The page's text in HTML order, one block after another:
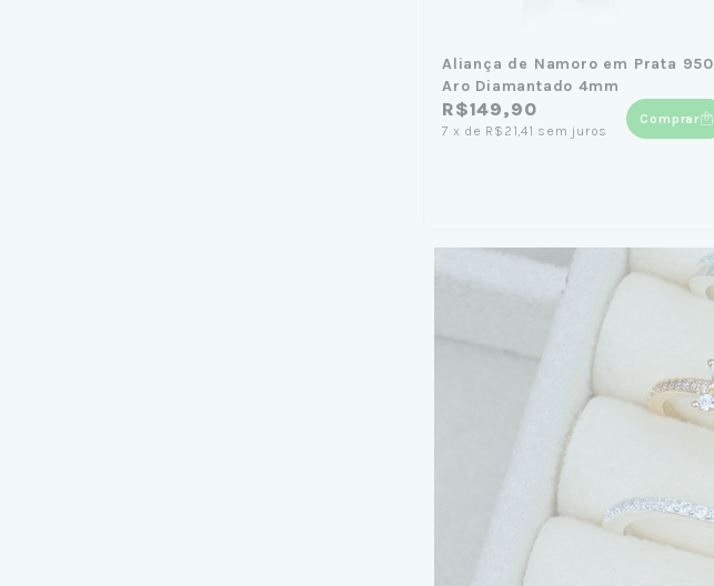
Aliança de Namoro em Prata 950
Aro Diamantado 4mm
R$149,90
7 x de R$21,41 sem juros
Comprar